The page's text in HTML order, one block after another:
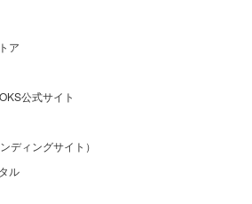
ア
公式サイト
ディングサイト）
ル